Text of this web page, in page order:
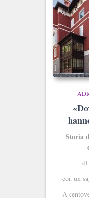
Storia
di
con un
A